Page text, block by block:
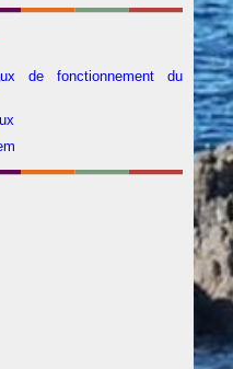
de fonctionnement du